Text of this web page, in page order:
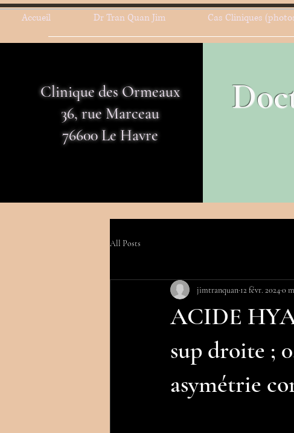
Accueil Dr Tran Quan Jim Cas Cliniques
Clinique des Ormeaux
36, rue Marceau
76600 Le Havre
All Posts
ACIDE
sup droite ;
asymétrie
jimtranquan 12 févr. 20240